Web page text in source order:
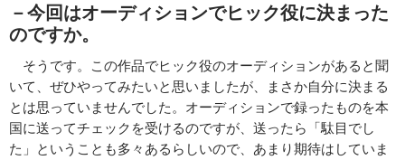
－今回はオーディションでヒック役に決まった
のですか。
そうです。この作品でヒック役のオーディションがあると聞
いて、ぜひやってみたいと思いましたが、まさか自分に決まる
とは思っていませんでした。オーディションで録ったものを本
国に送ってチェックを受けるのですが、送ったら「駄目でし
た」ということも多々あるらしいので、あまり期待はしていま